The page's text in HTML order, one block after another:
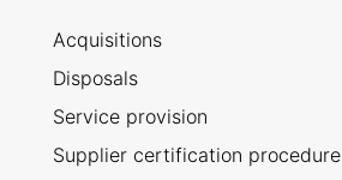
Acquisitions
Disposals
Service provision
Supplier certification procedure